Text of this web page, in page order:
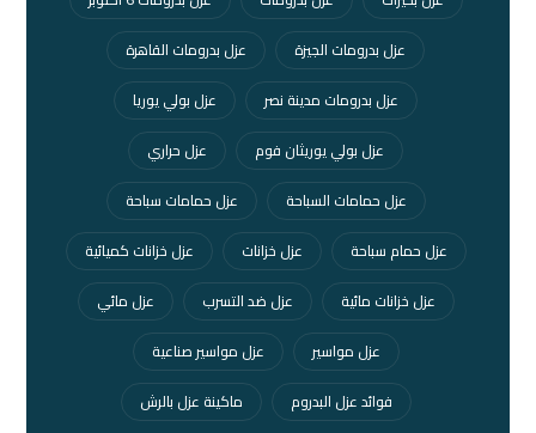
عزل بدرومات الجيزة
عزل بدرومات القاهرة
عزل بدرومات مدينة نصر
عزل بولي يوريا
عزل بولي يوريثان فوم
عزل حراري
عزل حمامات السباحة
عزل حمامات سباحة
عزل حمام سباحة
عزل خزانات
عزل خزانات كميائية
عزل خزانات مائية
عزل ضد التسرب
عزل مائي
عزل مواسير
عزل مواسير صناعية
فوائد عزل البدروم
ماكينة عزل بالرش